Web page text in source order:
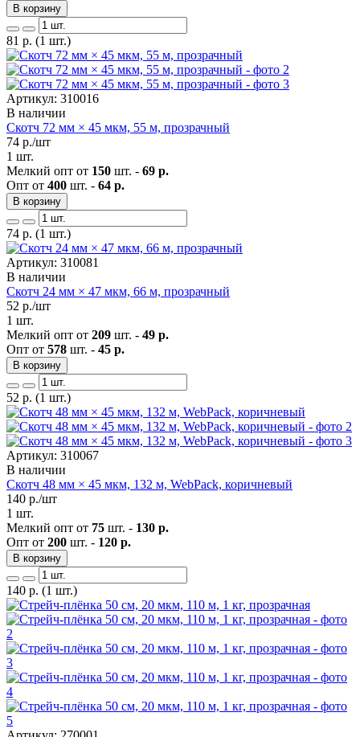
В корзину
81 р. (1 шт.)
Артикул: 310016
В наличии
Скотч 72 мм × 45 мкм, 55 м, прозрачный
74 р./шт
1 шт.
Мелкий опт от 150 шт. - 69 р.
Опт от 400 шт. - 64 р.
В корзину
74 р. (1 шт.)
Артикул: 310081
В наличии
Скотч 24 мм × 47 мкм, 66 м, прозрачный
52 р./шт
1 шт.
Мелкий опт от 209 шт. - 49 р.
Опт от 578 шт. - 45 р.
В корзину
52 р. (1 шт.)
Артикул: 310067
В наличии
Скотч 48 мм × 45 мкм, 132 м, WebPack, коричневый
140 р./шт
1 шт.
Мелкий опт от 75 шт. - 130 р.
Опт от 200 шт. - 120 р.
В корзину
140 р. (1 шт.)